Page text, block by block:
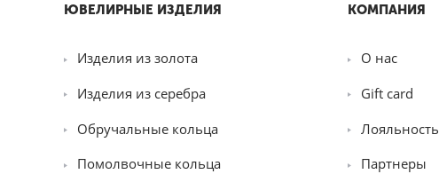
ЮВЕЛИРНЫЕ ИЗДЕЛИЯ
Изделия из золота
Изделия из серебра
Обручальные кольца
Помолвочные кольца
КОМПАНИЯ
О нас
Gift card
Лояльность
Партнеры